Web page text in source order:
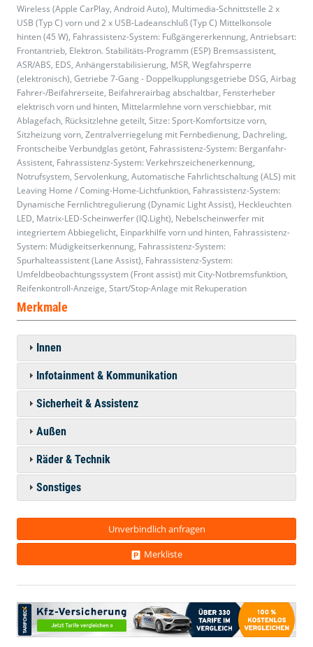
Wireless (Apple CarPlay, Android Auto), Multimedia-Schnittstelle 2 x
USB (Typ C) vorn und 2 x USB-Ladeanschluß (Typ C) Mittelkonsole
hinten (45 W), Fahrassistenz-System: Fußgängererkennung, Antriebsart:
Frontantrieb, Elektron. Stabilitäts-Programm (ESP) Bremsassistent,
ASR/ABS, EDS, Anhängerstabilisierung, MSR, Wegfahrsperre
(elektronisch), Getriebe 7-Gang - Doppelkupplungsgetriebe DSG, Airbag
Fahrer-/Beifahrerseite, Beifahrerairbag abschaltbar, Fensterheber
elektrisch vorn und hinten, Mittelarmlehne vorn verschiebbar, mit
Ablagefach, Rücksitzlehne geteilt, Sitze: Sport-Komfortsitze vorn,
Sitzheizung vorn, Zentralverriegelung mit Fernbedienung, Dachreling,
Frontscheibe Verbundglas getönt, Fahrassistenz-System: Berganfahr-
Assistent, Fahrassistenz-System: Verkehrszeichenerkennung,
Notrufsystem, Servolenkung, Automatische Fahrlichtschaltung (ALS) mit
Leaving Home / Coming-Home-Lichtfunktion, Fahrassistenz-System:
Dynamische Fernlichtregulierung (Dynamic Light Assist), Heckleuchten
LED, Matrix-LED-Scheinwerfer (IQ.Light), Nebelscheinwerfer mit
integriertem Abbiegelicht, Einparkhilfe vorn und hinten, Fahrassistenz-
System: Müdigkeitserkennung, Fahrassistenz-System:
Spurhalteassistent (Lane Assist), Fahrassistenz-System:
Umfeldbeobachtungssystem (Front assist) mit City-Notbremsfunktion,
Reifenkontroll-Anzeige, Start/Stop-Anlage mit Rekuperation
Merkmale
Innen
Infotainment & Kommunikation
Sicherheit & Assistenz
Außen
Räder & Technik
Sonstiges
Unverbindlich anfragen
Merkliste